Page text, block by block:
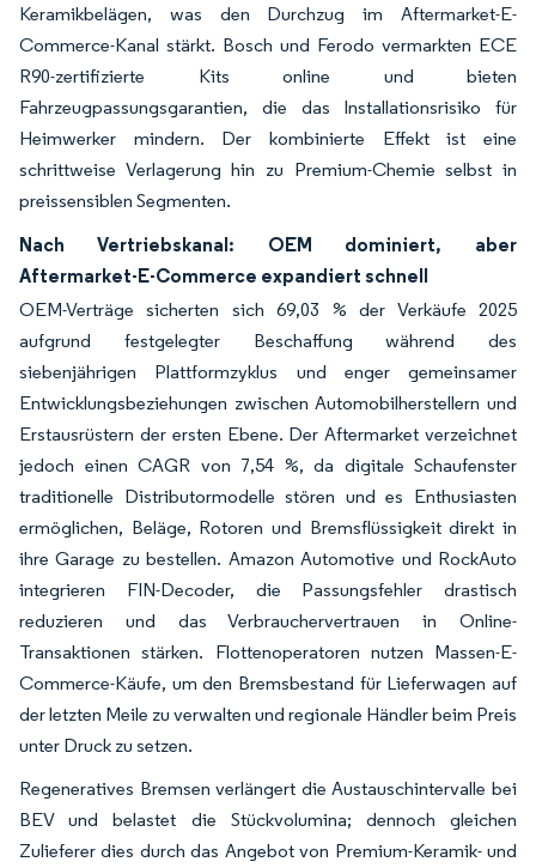
Keramikbelägen, was den Durchzug im Aftermarket-E-
Commerce-Kanal stärkt. Bosch und Ferodo vermarkten ECE
R90-zertifizierte Kits online und bieten
Fahrzeugpassungsgarantien, die das Installationsrisiko für
Heimwerker mindern. Der kombinierte Effekt ist eine
schrittweise Verlagerung hin zu Premium-Chemie selbst in
preissensiblen Segmenten.
Nach Vertriebskanal: OEM dominiert, aber
Aftermarket-E-Commerce expandiert schnell
OEM-Verträge sicherten sich 69,03 % der Verkäufe 2025
aufgrund festgelegter Beschaffung während des
siebenjährigen Plattformzyklus und enger gemeinsamer
Entwicklungsbeziehungen zwischen Automobilherstellern und
Erstausrüstern der ersten Ebene. Der Aftermarket verzeichnet
jedoch einen CAGR von 7,54 %, da digitale Schaufenster
traditionelle Distributormodelle stören und es Enthusiasten
ermöglichen, Beläge, Rotoren und Bremsflüssigkeit direkt in
ihre Garage zu bestellen. Amazon Automotive und RockAuto
integrieren FIN-Decoder, die Passungsfehler drastisch
reduzieren und das Verbrauchervertrauen in Online-
Transaktionen stärken. Flottenoperatoren nutzen Massen-E-
Commerce-Käufe, um den Bremsbestand für Lieferwagen auf
der letzten Meile zu verwalten und regionale Händler beim Preis
unter Druck zu setzen.
Regeneratives Bremsen verlängert die Austauschintervalle bei
BEV und belastet die Stückvolumina; dennoch gleichen
Zulieferer dies durch das Angebot von Premium-Keramik- und